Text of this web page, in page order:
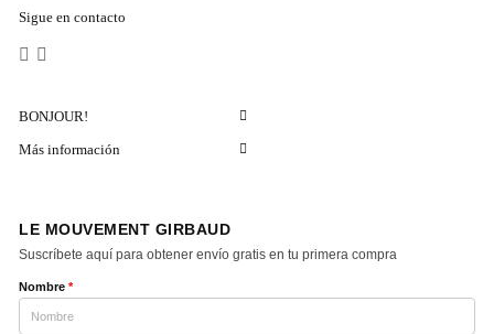
Sigue en contacto
BONJOUR!
Más información
LE MOUVEMENT GIRBAUD
Suscríbete aquí para obtener envío gratis en tu primera compra
Nombre *